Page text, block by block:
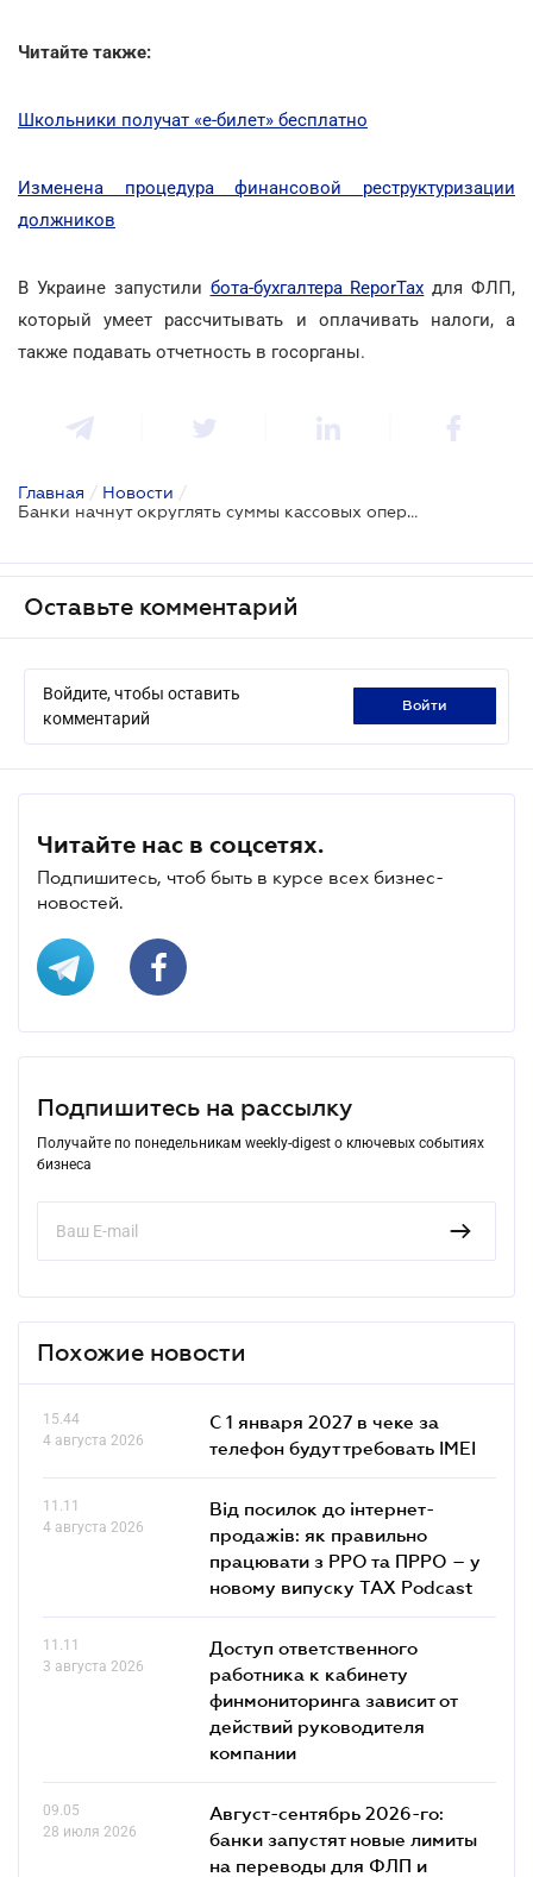
Читайте также:
Школьники получат «е-билет» бесплатно
Изменена процедура финансовой реструктуризации
должников
В Украине запустили бота-бухгалтера ReporTax для ФЛП,
который умеет рассчитывать и оплачивать налоги, а
также подавать отчетность в госорганы.
Главная / Новости /
Банки начнут округлять суммы кассовых операций
Оставьте комментарий
Войдите, чтобы оставить
комментарий
войти
Читайте нас в соцсетях.
Подпишитесь, чтоб быть в курсе всех бизнес-
новостей.
Подпишитесь на рассылку
Получайте по понедельникам weekly-digest о ключевых событиях
бизнеса
Похожие новости
15.44
4 августа 2026
С 1 января 2027 в чеке за
телефон будут требовать IMEI
11.11
4 августа 2026
Від посилок до інтернет-
продажів: як правильно
працювати з РРО та ПРРО – у
новому випуску TAX Podcast
11.11
3 августа 2026
Доступ ответственного
работника к кабинету
финмониторинга зависит от
действий руководителя
компании
09.05
28 июля 2026
Август-сентябрь 2026-го:
банки запустят новые лимиты
на переводы для ФЛП и